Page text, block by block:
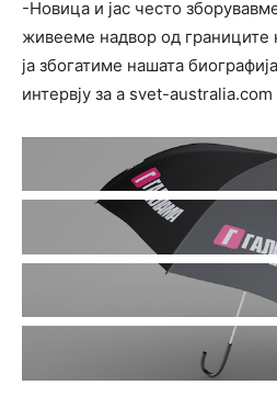
-Новица и јас често
живееме надвор од границите
ја збогатиме нашата
интервју за а svet-australia.com